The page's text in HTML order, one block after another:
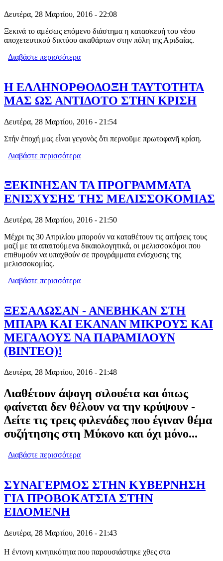
Δευτέρα, 28 Μαρτίου, 2016 - 22:08
Ξεκινά το αμέσως επόμενο διάστημα η κατασκευή του νέου
αποχετευτικού δικτύου ακαθάρτων στην πόλη της Αριδαίας.
Διαβάστε περισσότερα
Η ΕΛΛΗΝΟΡΘΟΔΟΞΗ ΤΑΥΤΟΤΗΤΑ
ΜΑΣ ΩΣ ΑΝΤΙΔΟΤΟ ΣΤΗΝ ΚΡΙΣΗ
Δευτέρα, 28 Μαρτίου, 2016 - 21:54
Στήν ἐποχή μας εἶναι γεγονὸς ὅτι περνοῦμε πρωτοφανῆ κρίση.
Διαβάστε περισσότερα
ΞΕΚΙΝΗΣΑΝ ΤΑ ΠΡΟΓΡΑΜΜΑΤΑ
ΕΝΙΣΧΥΣΗΣ ΤΗΣ ΜΕΛΙΣΣΟΚΟΜΙΑΣ
Δευτέρα, 28 Μαρτίου, 2016 - 21:50
Μέχρι τις 30 Απριλίου μπορούν να καταθέτουν τις αιτήσεις τους
μαζί με τα απαιτούμενα δικαιολογητικά, οι μελισσοκόμοι που
επιθυμούν να υπαχθούν σε προγράμματα ενίσχυσης της
μελισσοκομίας.
Διαβάστε περισσότερα
ΞΕΣΑΛΩΣΑΝ - ΑΝΕΒΗΚΑΝ ΣΤΗ
ΜΠΑΡΑ ΚΑΙ ΕΚΑΝΑΝ ΜΙΚΡΟΥΣ ΚΑΙ
ΜΕΓΑΛΟΥΣ ΝΑ ΠΑΡΑΜΙΛΟΥΝ
(ΒΙΝΤΕΟ)!
Δευτέρα, 28 Μαρτίου, 2016 - 21:48
Διαθέτουν άψογη σιλουέτα και όπως
φαίνεται δεν θέλουν να την κρύψουν -
Δείτε τις τρεις φιλενάδες που έγιναν θέμα
συζήτησης στη Μύκονο και όχι μόνο...
Διαβάστε περισσότερα
(ΒΙΝΤΕΟ)!
ΣΥΝΑΓΕΡΜΟΣ ΣΤΗΝ ΚΥΒΕΡΝΗΣΗ
ΓΙΑ ΠΡΟΒΟΚΑΤΣΙΑ ΣΤΗΝ
ΕΙΔΟΜΕΝΗ
Δευτέρα, 28 Μαρτίου, 2016 - 21:43
Η έντονη κινητικότητα που παρουσιάστηκε χθες στα